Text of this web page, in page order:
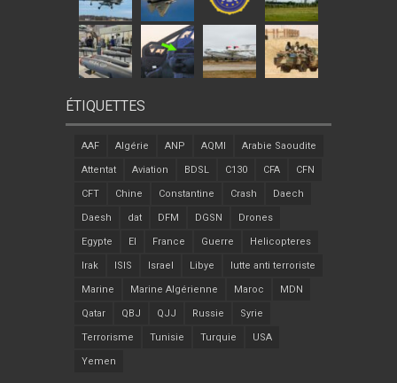
ÉTIQUETTES
AAF Algérie ANP AQMI Arabie Saoudite
Attentat Aviation BDSL C130 CFA CFN
CFT Chine Constantine Crash Daech
Daesh dat DFM DGSN Drones
Egypte EI France Guerre Helicopteres
Irak ISIS Israel Libye lutte anti terroriste
Marine Marine Algérienne Maroc MDN
Qatar QBJ QJJ Russie Syrie
Terrorisme Tunisie Turquie USA
Yemen